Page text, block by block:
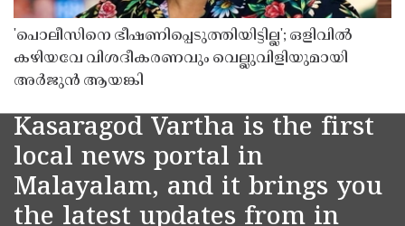
'പൊലീസിനെ ഭീഷണിപ്പെടുത്തിയിട്ടില്ല'; ഒളിവിൽ
കഴിയവേ വിശദീകരണവും വെല്ലുവിളിയുമായി
അർജുൻ ആയങ്കി
Kasaragod Vartha is the first
local news portal in
Malayalam, and it brings you
the latest updates from in